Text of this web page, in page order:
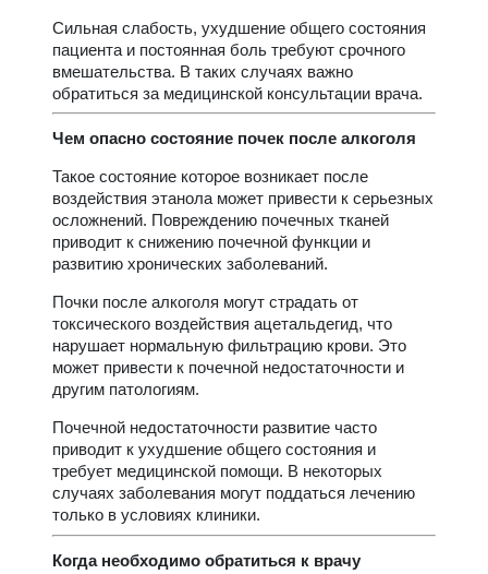
Сильная слабость, ухудшение общего состояния
пациента и постоянная боль требуют срочного
вмешательства. В таких случаях важно
обратиться за медицинской консультации врача.
Чем опасно состояние почек после алкоголя
Такое состояние которое возникает после
воздействия этанола может привести к серьезных
осложнений. Повреждению почечных тканей
приводит к снижению почечной функции и
развитию хронических заболеваний.
Почки после алкоголя могут страдать от
токсического воздействия ацетальдегид, что
нарушает нормальную фильтрацию крови. Это
может привести к почечной недостаточности и
другим патологиям.
Почечной недостаточности развитие часто
приводит к ухудшение общего состояния и
требует медицинской помощи. В некоторых
случаях заболевания могут поддаться лечению
только в условиях клиники.
Когда необходимо обратиться к врачу